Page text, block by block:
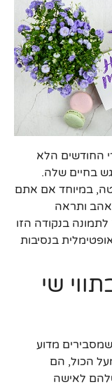
החודשים הלא
בחיים שלה.
במיוחד אם אתם
ותראה
לתמונה בנקודה הזו
בנסיבות
שי
שמסבירים מדוע
הכול, הם
לאישה